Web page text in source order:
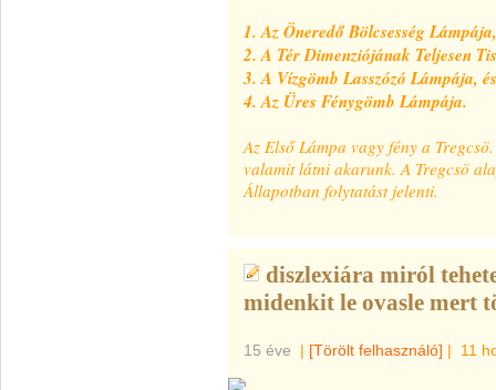
1. Az Öneredő Bölcsesség Lámpája,
2. A Tér Dimenziójának Teljesen
3. A Vízgömb Lasszózó Lámpája, és
4. Az Üres Fénygömb Lámpája.
Az Első Lámpa vagy fény a
valamit látni akarunk. A Tregcsö
Állapotban folytatást jelenti.
diszlexiára miról
midenkit le ovasle mert
15 éve | [Törölt felhasználó] | 11